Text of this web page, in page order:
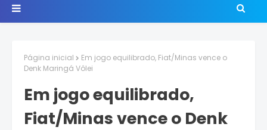
Página inicial
Em jogo equilibrado, Fiat/Minas vence o
Denk Maringá Vôlei
Em jogo equilibrado,
Fiat/Minas vence o Denk